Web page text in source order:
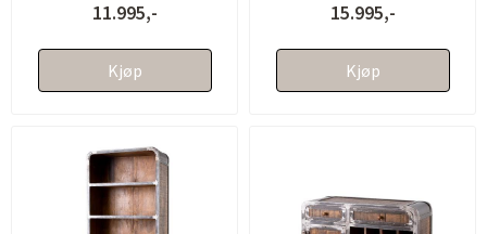
11.995,-
Kjøp
15.995,-
Kjøp